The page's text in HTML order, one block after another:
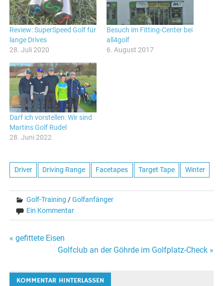
Review: SuperSpeed Golf für
lange Drives
28. Juli 2020
Besuch im Fitting-Center bei
all4golf
6. August 2017
Darf ich vorstellen: Wir sind
Martins Golf Rudel
28. Juni 2022
Driver Driving Range Facetapes Target Tape Winter
Golf-Training /Golfanfänger
Ein Kommentar
Beitragsnavigation
« gefittete Eisen
Golfclub an der Göhrde im Golfplatz-Check »
KOMMENTAR HINTERLASSEN